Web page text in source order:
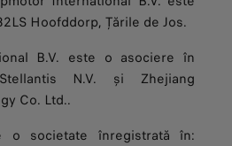
Hoofddorp, Țările de Jos.
B.V. este o asociere în
N.V. și Zhejiang
Co. Ltd..
o societate înregistrată în: